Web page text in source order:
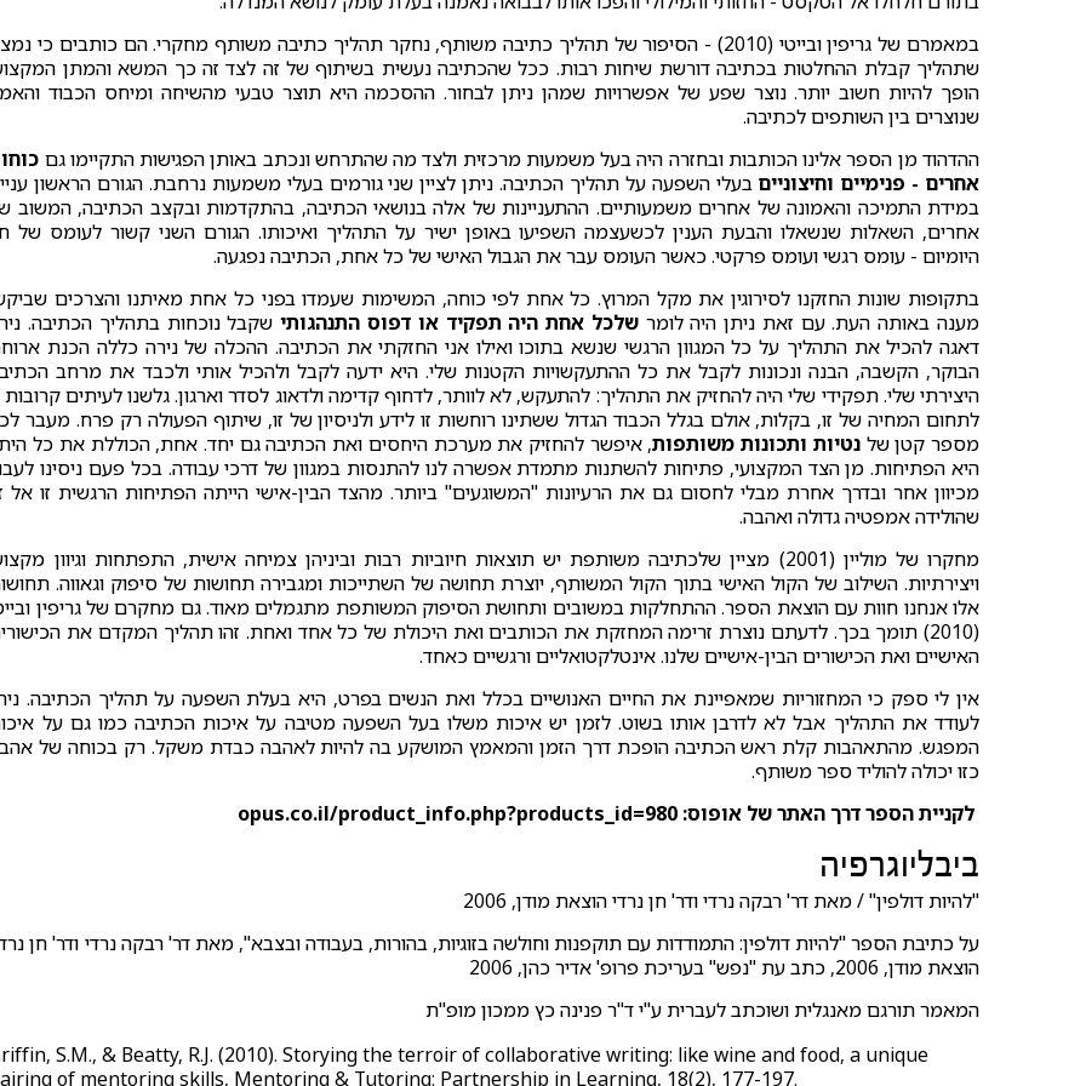
במאמרם של גריפין ובייטי (2010) - הסיפור של תהליך כתיבה משותף, נחקר תהליך כתיבה משותף מחקרי. הם כותבים כי
שתהליך קבלת ההחלטות בכתיבה דורשת שיחות רבות. ככל שהכתיבה נעשית בשיתוף של זה לצד זה כך המשא והמתן
הופך להיות חשוב יותר. נוצר שפע של אפשרויות שמהן ניתן לבחור. ההסכמה היא תוצר טבעי מהשיחה ומיחס הכבוד
שנוצרים בין השותפים לכתיבה.
ההדהוד מן הספר אלינו הכותבות ובחזרה היה בעל משמעות מרכזית ולצד מה שהתרחש ונכתב באותן הפגישות התקיימו גם
אחרים - פנימיים וחיצוניים בעלי השפעה על תהליך הכתיבה. ניתן לציין שני גורמים בעלי משמעות נרחבת. הגורם הראשון
במידת התמיכה והאמונה של אחרים משמעותיים. ההתעניינות של אלה בנושאי הכתיבה, בהתקדמות ובקצב הכתיבה, המשוב
אחרים, השאלות שנשאלו והבעת הענין לכשעצמה השפיעו באופן ישיר על התהליך ואיכותו. הגורם השני קשור לעומס של
היומיום - עומס רגשי ועומס פרקטי. כאשר העומס עבר את הגבול האישי של כל אחת, הכתיבה נפגעה.
בתקופות שונות החזקנו לסירוגין את מקל המרוץ. כל אחת לפי כוחה, המשימות שעמדו בפני כל אחת מאיתנו והצרכים
מענה באותה העת. עם זאת ניתן היה לומרשלכל אחת היה תפקיד או דפוס התנהגותישקבל נוכחות בתהליך הכתיבה.
דאגה להכיל את התהליך על כל המגוון הרגשי שנשא בתוכו ואילו אני החזקתי את הכתיבה. ההכלה של נירה כללה הכנת
הבוקר, הקשבה, הבנה ונכונות לקבל את כל ההתעקשויות הקטנות שלי. היא ידעה לקבל ולהכיל אותי ולכבד את מרחב
היצירתי שלי. תפקידי שלי היה להחזיק את התהליך: להתעקש, לא לוותר, לדחוף קדימה ולדאוג לסדר וארגון. גלשנו לעיתים קרובות
לתחום המחיה של זו, בקלות, אולם בגלל הכבוד הגדול ששתינו רוחשות זו לידע ולניסיון של זו, שיתוף הפעולה רק פרח. מעבר
מספר קטן של נטיות ותכונות משותפות, איפשר להחזיק את מערכת היחסים ואת הכתיבה גם יחד. אחת, הכוללת את כל
היא הפתיחות. מן הצד המקצועי, פתיחות להשתנות מתמדת אפשרה לנו להתנסות במגוון של דרכי עבודה. בכל פעם ניסינו
מכיוון אחר ובדרך אחרת מבלי לחסום גם את הרעיונות "המשוגעים" ביותר. מהצד הבין-אישי הייתה הפתיחות הרגשית זו אל
שהולידה אמפטיה גדולה ואהבה.
מחקרו של מוליין (2001) מציין שלכתיבה משותפת יש תוצאות חיוביות רבות וביניהן צמיחה אישית, התפתחות וגיוון
ויצירתיות. השילוב של הקול האישי בתוך הקול המשותף, יוצרת תחושה של השתייכות ומגבירה תחושות של סיפוק וגאווה.
אלו אנחנו חוות עם הוצאת הספר. ההתחלקות במשובים ותחושת הסיפוק המשותפת מתגמלים מאוד. גם מחקרם של גריפין
(2010) תומך בכך. לדעתם נוצרת זרימה המחזקת את הכותבים ואת היכולת של כל אחד ואחת. זהו תהליך המקדם את
האישיים ואת הכישורים הבין-אישיים שלנו. אינטלקטואליים ורגשיים כאחד.
אין לי ספק כי המחזוריות שמאפיינת את החיים האנושיים בכלל ואת הנשים בפרט, היא בעלת השפעה על תהליך הכתיבה.
לעודד את התהליך אבל לא לדרבן אותו בשוט. לזמן יש איכות משלו בעל השפעה מטיבה על איכות הכתיבה כמו גם על
המפגש. מהתאהבות קלת ראש הכתיבה הופכת דרך הזמן והמאמץ המושקע בה להיות לאהבה כבדת משקל. רק בכוחה של
כזו יכולה להוליד ספר משותף.
לקניית הספר דרך האתר של אופוס: opus.co.il/product_info.php?products_id=980
ביבליוגרפיה
"להיות דולפין" / מאת דר' רבקה נרדי ודר' חן נרדי הוצאת מודן, 2006
על כתיבת הספר "להיות דולפין: התמודדות עם תוקפנות וחולשה בזוגיות, בהורות, בעבודה ובצבא", מאת דר' רבקה נרדי ודר' חן
הוצאת מודן, 2006, כתב עת "נפש" בעריכת פרופ' אדיר כהן, 2006
המאמר תורגם מאנגלית ושוכתב לעברית ע"י ד"ר פנינה כץ ממכון מופ"ת
S.M., & Beatty, R.J. (2010). Storying the terroir of collaborative writing: like wine and food, a unique
of mentoring skills, Mentoring & Tutoring: Partnership in Learning, 18(2), 177-197.